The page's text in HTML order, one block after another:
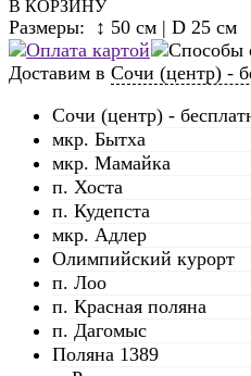
В КОРЗИНУ
Размеры: ↕ 50 см | D 25 см
Доставим в Сочи (центр) -
Сочи (центр) -
мкр. Бытха
мкр. Мамайка
п. Хоста
п. Кудепста
мкр. Адлер
Олимпийский курорт
п. Лоо
п. Красная поляна
п. Дагомыс
Поляна 1389